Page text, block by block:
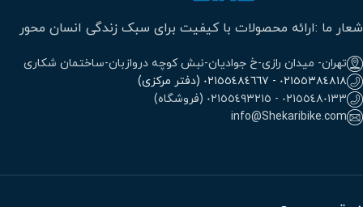
شعار ما :ارائه محصولات با کیفیت برای سبک زندگی انسان محور
تهران- میدان رازی-خ جوادیان-نبش کوچه دروازبان-ساختمان شکاری
٠٢١٥٥٣٨٤٨١٨ - ٠٢١٥٥٤٨٤٦٦٧ (دفتر مرکزی)
٠٢١٥٥٤٨٠١٣٣ - ٠٢١٥٥٤٩٣٢١٥ (فروشگاه)
info@Shekaribike.com